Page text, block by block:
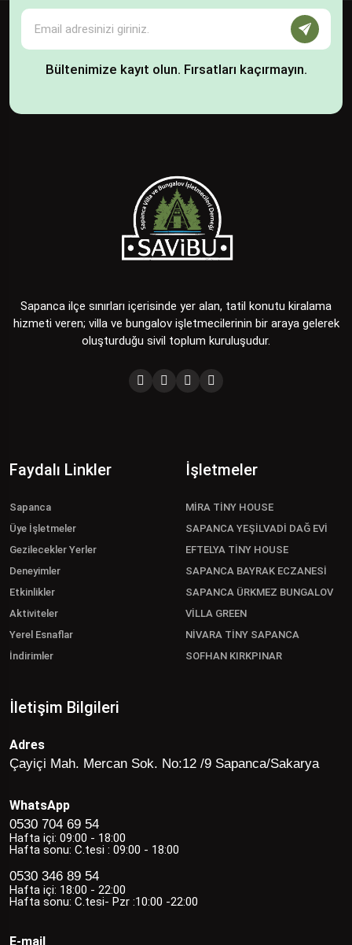
Bültenimize kayıt olun. Fırsatları kaçırmayın.
Sapanca ilçe sınırları içerisinde yer alan, tatil konutu kiralama
hizmeti veren; villa ve bungalov işletmecilerinin bir araya gelerek
oluşturduğu sivil toplum kuruluşudur.
Faydalı Linkler
Sapanca
Üye İşletmeler
Gezilecekler Yerler
Deneyimler
Etkinlikler
Aktiviteler
Yerel Esnaflar
İndirimler
İşletmeler
MİRA TİNY HOUSE
SAPANCA YEŞİLVADİ DAĞ EVİ
EFTELYA TİNY HOUSE
SAPANCA BAYRAK ECZANESİ
SAPANCA ÜRKMEZ BUNGALOV
VİLLA GREEN
NİVARA TİNY SAPANCA
SOFHAN KIRKPINAR
İletişim Bilgileri
Adres
Çayiçi Mah. Mercan Sok. No:12 /9 Sapanca/Sakarya
WhatsApp
0530 704 69 54
Hafta içi: 09:00 - 18:00
Hafta sonu: C.tesi : 09:00 - 18:00
0530 346 89 54
Hafta içi: 18:00 - 22:00
Hafta sonu: C.tesi- Pzr :10:00 -22:00
E-mail